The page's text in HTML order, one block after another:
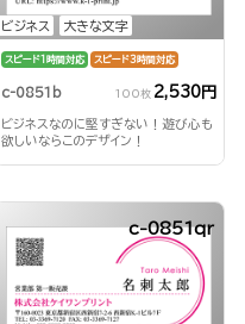
ビジネス 大きな文字
スピード1時間対応 スピード3時間対応
c-0851b 100枚 2,530円
ビジネスなのに堅すぎない！遊び心も
欲しいならこのデザイン！
c-0851qr